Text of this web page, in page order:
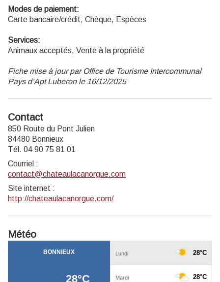
Modes de paiement:
Carte bancaire/crédit, Chèque, Espèces
Services:
Animaux acceptés, Vente à la propriété
Fiche mise à jour par Office de Tourisme Intercommunal
Pays d’Apt Luberon le 16/12/2025
Contact
850 Route du Pont Julien
84480 Bonnieux
Tél. 04 90 75 81 01
Courriel :
contact@chateaulacanorgue.com
Site internet :
http://chateaulacanorgue.com/
Météo